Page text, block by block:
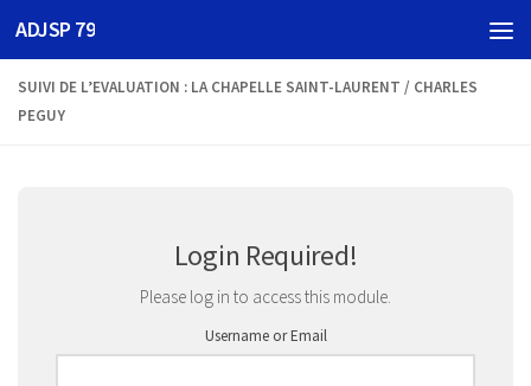
Skip to content
ADJSP 79
SUIVI DE L’EVALUATION : LA CHAPELLE SAINT-LAURENT / CHARLES
PEGUY
Login Required!
Please log in to access this module.
Username or Email